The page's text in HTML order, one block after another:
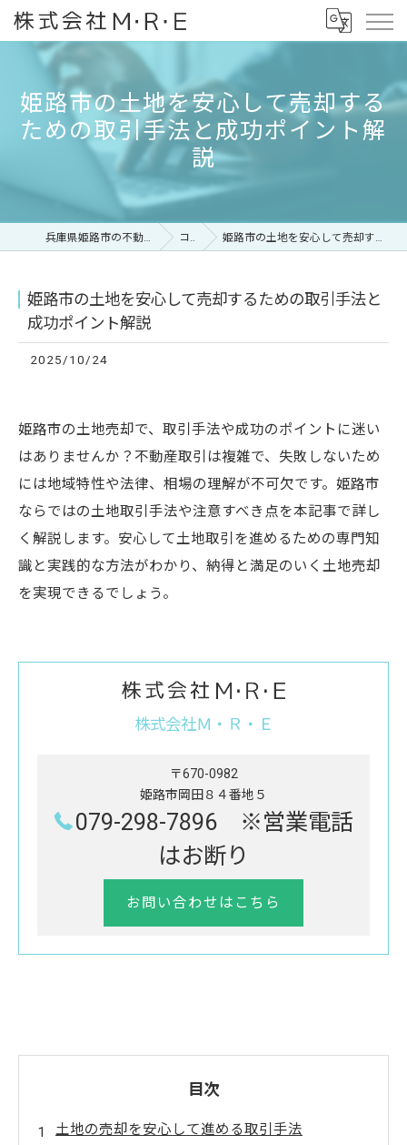
姫路市の土地を安心して売却する
ための取引手法と成功ポイント解
説
兵庫県姫路市の不動産なら株式会社M・R・E コラム 姫路市の土地を安心して売却するための取引手法と成功ポイント解説
姫路市の土地を安心して売却するための取引手法と
成功ポイント解説
2025/10/24
姫路市の土地売却で、取引手法や成功のポイントに迷い
はありませんか？不動産取引は複雑で、失敗しないため
には地域特性や法律、相場の理解が不可欠です。姫路市
ならではの土地取引手法や注意すべき点を本記事で詳し
く解説します。安心して土地取引を進めるための専門知
識と実践的な方法がわかり、納得と満足のいく土地売却
を実現できるでしょう。
株式会社Ｍ・Ｒ・Ｅ
〒670-0982
姫路市岡田８４番地５
079-298-7896 ※営業電話
はお断り
お問い合わせはこちら
目次
土地の売却を安心して進める取引手法